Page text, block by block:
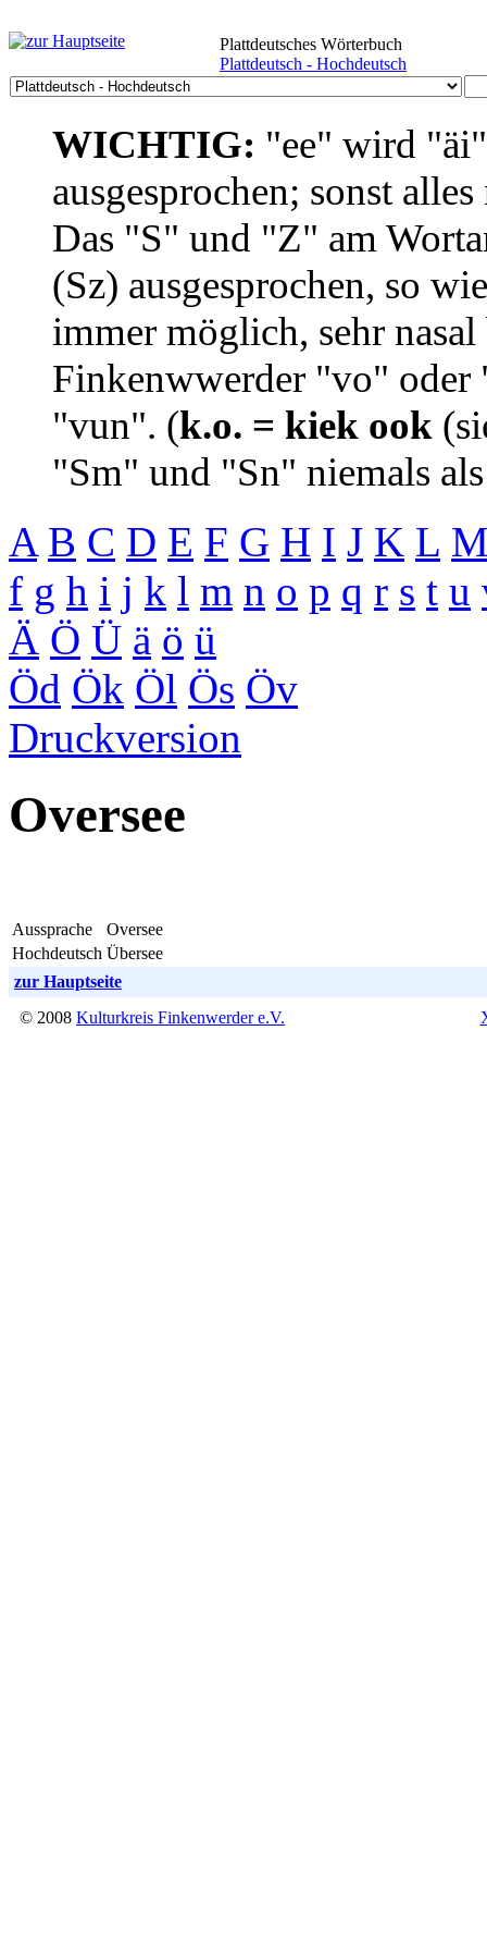
Plattdeutsches Wörterbuch
Plattdeutsch - Hochdeutsch
WICHTIG: "ee" wird
ausgesprochen; sonst
Das "S" und "Z" am
(Sz) ausgesprochen, so
immer möglich, sehr
Finkenwwerder "vo"
"vun". (k.o. = kiek ook
"Sm" und "Sn" niemals
A B C D E F G H I J K L
f g h i j k l m n o p q r s t u
Ä Ö Ü ä ö ü
Öd Ök Öl Ös Öv
Druckversion
Oversee
Aussprache
Oversee
Hochdeutsch Übersee
zur Hauptseite
© 2008 Kulturkreis Finkenwerder e.V.